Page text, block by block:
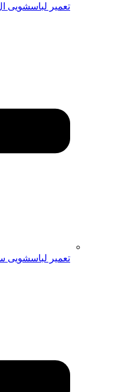
تعمیر لباسشویی
تعمیر لباسشویی